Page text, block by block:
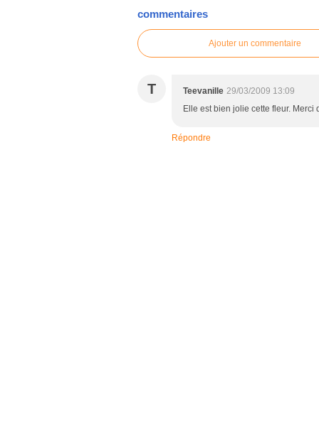
commentaires
Ajouter un commentaire
T Teevanille 29/03/2009 13:09
Elle est bien jolie cette fleur. Merci
Répondre